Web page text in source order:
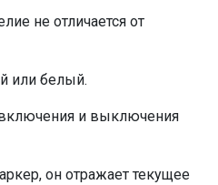
не отличается от
или белый.
и выключения
он отражает текущее